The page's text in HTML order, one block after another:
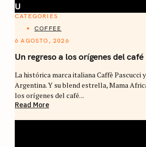
U
CATEGORIES
COFFEE
6 AGOSTO, 2026
Un regreso a los orígenes del café
La histórica marca italiana Caffè Pascucci
Argentina. Y su blend estrella, Mama
los orígenes del café. ..
Read More